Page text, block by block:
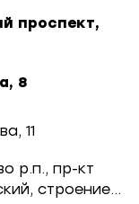
проспект,
8
11
р.п., пр-кт
строение